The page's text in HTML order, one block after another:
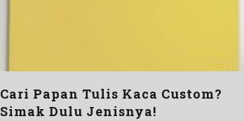
Cari Papan Tulis Kaca Custom?
Simak Dulu Jenisnya!